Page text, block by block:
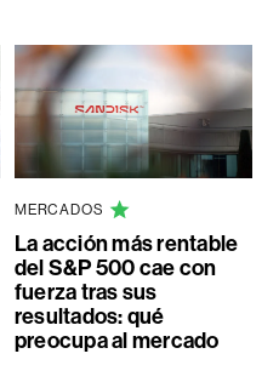
MERCADOS
La acción más rentable
del S&P 500 cae con
fuerza tras sus
resultados: qué
preocupa al mercado